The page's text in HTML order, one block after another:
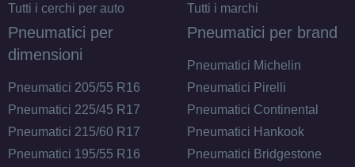
FONDMETAL 9rr Glossy
Gold 5 fori 17" 7.5X17
ET35 5x120
FONDMETAL 9rr Glossy
Silver 5 fori 17" 7.5X17
Tutti i cerchi per auto
Tutti i marchi
Pneumatici per
dimensioni
Pneumatici 205/55 R16
Pneumatici 225/45 R17
Pneumatici 215/60 R17
Pneumatici 195/55 R16
Pneumatici per brand
Pneumatici Michelin
Pneumatici Pirelli
Pneumatici Continental
Pneumatici Hankook
Pneumatici Bridgestone